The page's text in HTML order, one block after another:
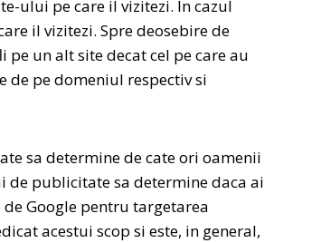
ului pe care il vizitezi. In cazul
il vizitezi. Spre deosebire de
un alt site decat cel pe care au
pe domeniul respectiv si
sa determine de cate ori oamenii
de publicitate sa determine daca ai
Google pentru targetarea
acestui scop si este, in general,